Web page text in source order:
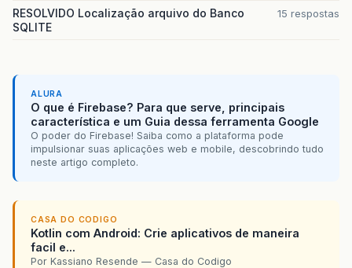
RESOLVIDO Localização arquivo do Banco
SQLITE
15 respostas
ALURA
O que é Firebase? Para que serve, principais
característica e um Guia dessa ferramenta Google
O poder do Firebase! Saiba como a plataforma pode
impulsionar suas aplicações web e mobile, descobrindo tudo
neste artigo completo.
CASA DO CODIGO
Kotlin com Android: Crie aplicativos de maneira
facil e...
Por Kassiano Resende — Casa do Codigo